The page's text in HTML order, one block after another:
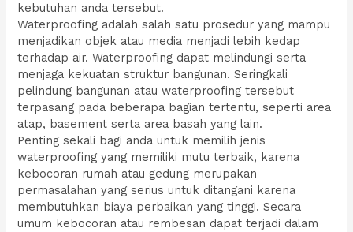
kebutuhan anda tersebut.
Waterproofing adalah salah satu prosedur yang mampu
menjadikan objek atau media menjadi lebih kedap
terhadap air. Waterproofing dapat melindungi serta
menjaga kekuatan struktur bangunan. Seringkali
pelindung bangunan atau waterproofing tersebut
terpasang pada beberapa bagian tertentu, seperti area
atap, basement serta area basah yang lain.
Penting sekali bagi anda untuk memilih jenis
waterproofing yang memiliki mutu terbaik, karena
kebocoran rumah atau gedung merupakan
permasalahan yang serius untuk ditangani karena
membutuhkan biaya perbaikan yang tinggi. Secara
umum kebocoran atau rembesan dapat terjadi dalam